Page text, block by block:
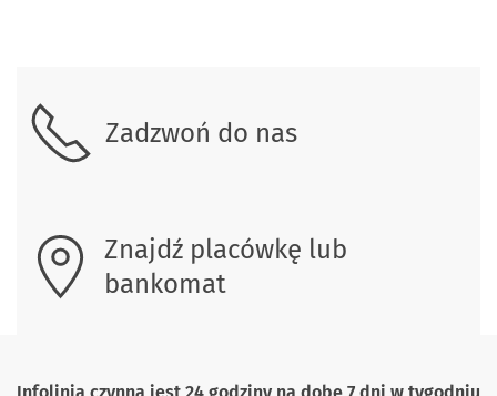
Zadzwoń do nas
Znajdź placówkę lub
bankomat